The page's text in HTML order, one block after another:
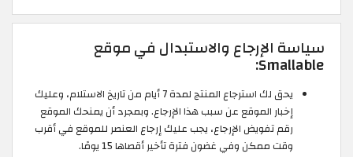
سياسة الإرجاع والاستبدال في موقع
Smallable:
يحق لك استرجاع المنتج لمدة 7 أيام من تاريخ الاستلام، وعليك
إخبار الموقع عن سبب هذا الإرجاع. وبمجرد أن يمنحك الموقع
رقم تفويض الإرجاع، يجب عليك إرجاع العنصر للموقع في أقرب
وقت ممكن وفي غضون فترة تأخير أقصاها 15 يومًا.